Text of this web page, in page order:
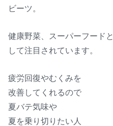
ビーツ。
健康野菜、スーパーフードと
して注目されています。
疲労回復やむくみを
改善してくれるので
夏バテ気味や
夏を乗り切りたい人